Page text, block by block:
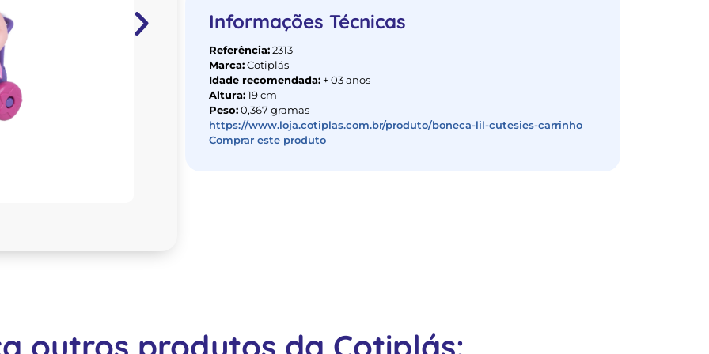
Informações Técnicas
Referência: 2313
Marca: Cotiplás
Idade recomendada: + 03 anos
Altura: 19 cm
Peso: 0,367 gramas
https://www.loja.cotiplas.com.br/produto/boneca-lil-cutesies-carrinho
Comprar este produto
outros produtos da Cotiplás: